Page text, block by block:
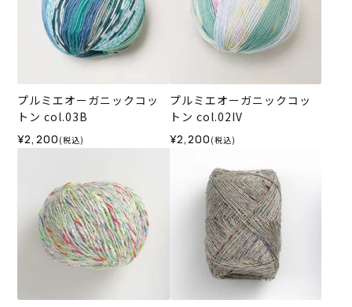
プルミエオーガニックコッ
トン col.03B
¥2,200 (税込)
プルミエオーガニックコッ
トン col.02IV
¥2,200 (税込)